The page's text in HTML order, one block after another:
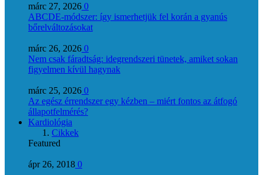
márc 27, 2026 0
ABCDE‑módszer: így ismerhetjük fel korán a gyanús
bőrelváltozásokat
márc 26, 2026 0
Nem csak fáradtság: idegrendszeri tünetek, amiket sokan
figyelmen kívül hagynak
márc 25, 2026 0
Az egész érrendszer egy kézben – miért fontos az átfogó
állapotfelmérés?
Kardiológia
Cikkek
Featured
ápr 26, 2018 0